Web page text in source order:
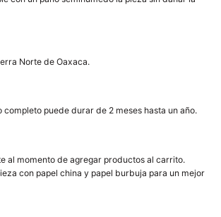
Norte de Oaxaca.
puede durar de 2 meses hasta un año.
al momento de agregar productos al carrito.
con papel china y papel burbuja para un mejor